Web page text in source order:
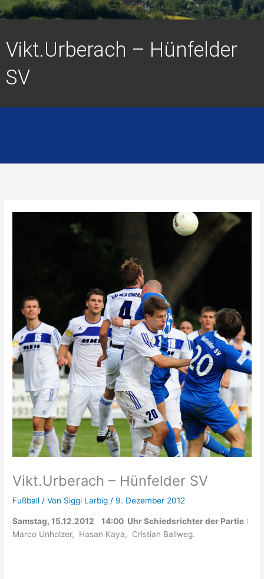
Vikt.Urberach – Hünfelder
SV
Vikt.Urberach – Hünfelder SV
Fußball / Von Siggi Larbig / 9. Dezember 2012
Samstag, 15.12.2012 14:00 UhrSchiedsrichter der Partie :
Marco Unholzer, Hasan Kaya, Cristian Ballweg.